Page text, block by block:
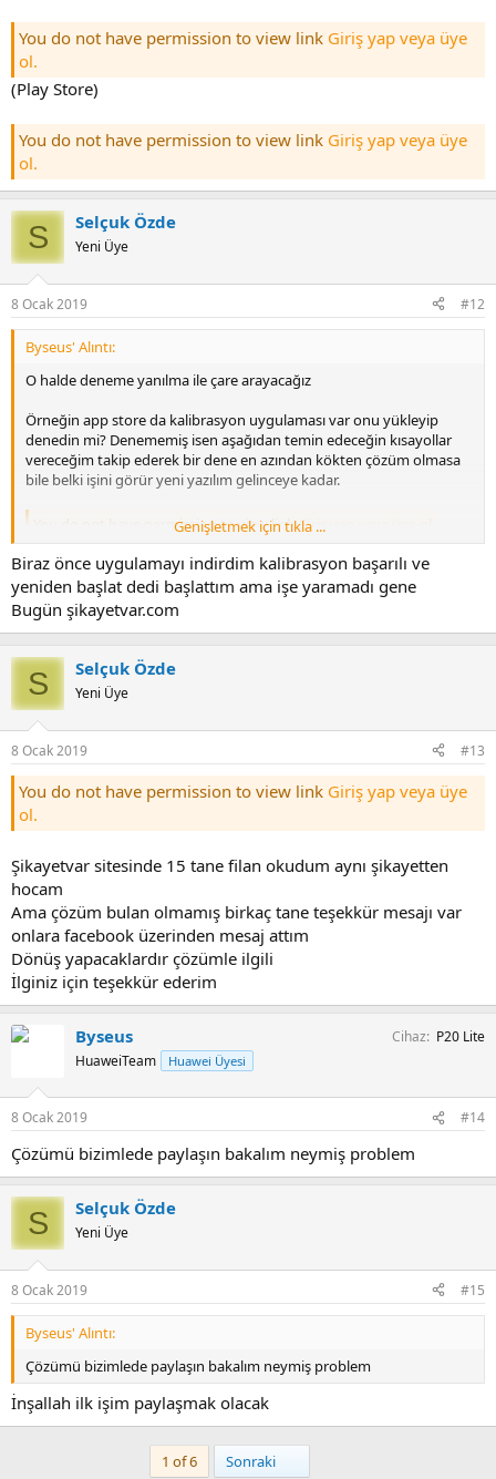
You do not have permission to view link Giriş yap veya üye
ol.
(Play Store)
You do not have permission to view link Giriş yap veya üye
ol.
S Selçuk Özde
Yeni Üye
8 Ocak 2019 #12
Byseus' Alıntı:
O halde deneme yanılma ile çare arayacağız
Örneğin app store da kalibrasyon uygulaması var onu yükleyip
denedin mi? Denememiş isen aşağıdan temin edeceğin kısayollar
vereceğim takip ederek bir dene en azından kökten çözüm olmasa
bile belki işini görür yeni yazılım gelinceye kadar.
You do not have permission to view linkGiriş yap veya üye ol.
(Play Store)
You do not have permission to view link Giriş yap veya üye ol.
Genişletmek için tıkla ...
Biraz önce uygulamayı indirdim kalibrasyon başarılı ve
yeniden başlat dedi başlattım ama işe yaramadı gene
Bugün şikayetvar.com
S Selçuk Özde
Yeni Üye
8 Ocak 2019 #13
You do not have permission to view link Giriş yap veya üye
ol.
Şikayetvar sitesinde 15 tane filan okudum aynı şikayetten
hocam
Ama çözüm bulan olmamış birkaç tane teşekkür mesajı var
onlara facebook üzerinden mesaj attım
Dönüş yapacaklardır çözümle ilgili
İlginiz için teşekkür ederim
Byseus
HuaweiTeam Huawei Üyesi
Cihaz P20 Lite
8 Ocak 2019 #14
Çözümü bizimlede paylaşın bakalım neymiş problem
S Selçuk Özde
Yeni Üye
8 Ocak 2019 #15
Byseus' Alıntı:
Çözümü bizimlede paylaşın bakalım neymiş problem
İnşallah ilk işim paylaşmak olacak
1 of 6 Sonraki